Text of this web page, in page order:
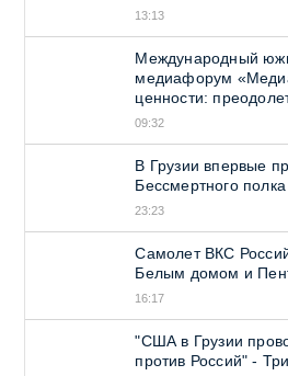
13:13
Международный
медиафорум
ценности:
09:32
В Грузии впервые
Бессмертного
23:23
Самолет ВКС
Белым домом и
16:17
"США в Грузии
против Россий" -